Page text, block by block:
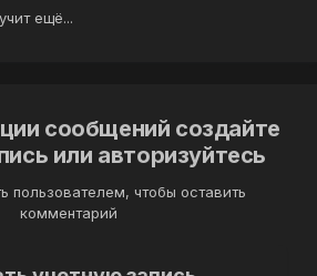
ещё...
сообщений создайте
или авторизуйтесь
пользователем, чтобы оставить
комментарий